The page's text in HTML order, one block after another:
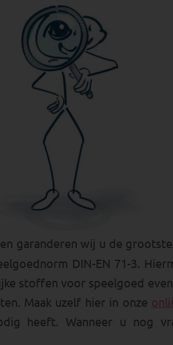
garanderen wij u de
DIN-EN 71-3.
stoffen voor speelgoed
Maak uzelf hier in onze
heeft. Wanneer u nog